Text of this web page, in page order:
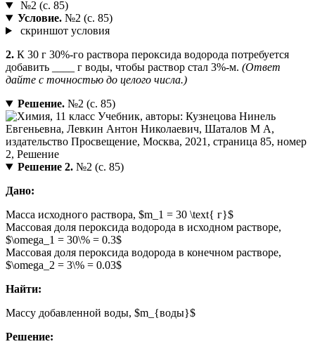
№2 (с. 85)
Условие.№2 (с. 85)
скриншот условия
2. К 30 г 30%-го раствора пероксида водорода потребуется
добавить ____ г воды, чтобы раствор стал 3%-м. (Ответ
дайте с точностью до целого числа.)
Решение.№2 (с. 85)
Решение 2.№2 (с. 85)
Дано:
Масса исходного раствора, $m_1 = 30 \text{ г}$
Массовая доля пероксида водорода в исходном растворе,
$\omega_1 = 30\% = 0.3$
Массовая доля пероксида водорода в конечном растворе,
$\omega_2 = 3\% = 0.03$
Найти:
Массу добавленной воды, $m_{воды}$
Решение: